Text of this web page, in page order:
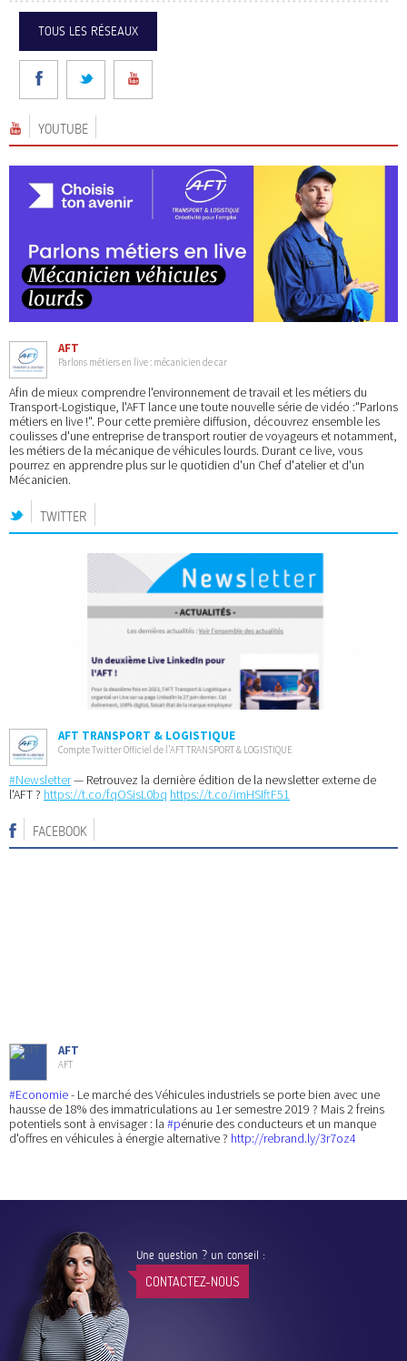
TOUS LES RÉSEAUX
YOUTUBE
AFT
Parlons métiers en live : mécanicien de car
Afin de mieux comprendre l'environnement de travail et les métiers du
Transport-Logistique, l'AFT lance une toute nouvelle série de vidéo :"Parlons
métiers en live !". Pour cette première diffusion, découvrez ensemble les
coulisses d'une entreprise de transport routier de voyageurs et notamment,
les métiers de la mécanique de véhicules lourds. Durant ce live, vous
pourrez en apprendre plus sur le quotidien d'un Chef d'atelier et d'un
Mécanicien.
TWITTER
AFT TRANSPORT & LOGISTIQUE
Compte Twitter Officiel de l’AFT TRANSPORT & LOGISTIQUE
#Newsletter— Retrouvez la dernière édition de la newsletter externe de
l'AFT ? https://t.co/fqOSisL0bq https://t.co/imHSIftF51
FACEBOOK
AFT
AFT
#Economie- Le marché des Véhicules industriels se porte bien avec une
hausse de 18% des immatriculations au 1er semestre 2019 ? Mais 2 freins
potentiels sont à envisager : la #pénurie des conducteurs et un manque
d'offres en véhicules à énergie alternative ? http://rebrand.ly/3r7oz4
Une question ? un conseil :
CONTACTEZ-NOUS